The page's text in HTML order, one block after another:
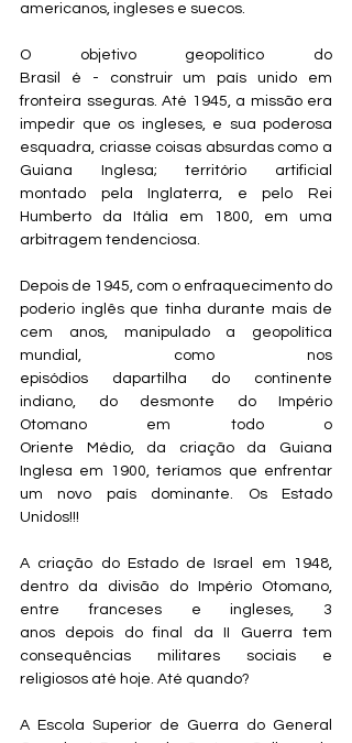
americanos, ingleses e suecos.
O objetivo geopolítico do
Brasil é - construir um país unido em
fronteira sseguras. Até 1945, a missão era
impedir que os ingleses, e sua poderosa
esquadra, criasse coisas absurdas como a
Guiana Inglesa; território artificial
montado pela Inglaterra, e pelo Rei
Humberto da Itália em 1800, em uma
arbitragem tendenciosa.
Depois de 1945, com o enfraquecimento do
poderio inglês que tinha durante mais de
cem anos, manipulado a geopolítica
mundial, como nos
episódios dapartilha do continente
indiano, do desmonte do Império
Otomano em todo o
Oriente Médio, da criação da Guiana
Inglesa em 1900, teríamos que enfrentar
um novo país dominante. Os Estado
Unidos!!!
A criação do Estado de Israel em 1948,
dentro da divisão do Império Otomano,
entre franceses e ingleses, 3
anos depois do final da II Guerra tem
consequências militares sociais e
religiosos até hoje. Até quando?
A Escola Superior de Guerra do General